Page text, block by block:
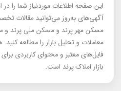
این صفحه اطلاعات موردنیاز شما را در
آگهی‌های به‌روز می‌توانید مقالات
مسکن مهر پرند و مسکن ملی پرند و
معاملات و تحلیل بازار را مطالعه
فایل‌های معتبر و محتوای کاربردی
بازار املاک پرند است.